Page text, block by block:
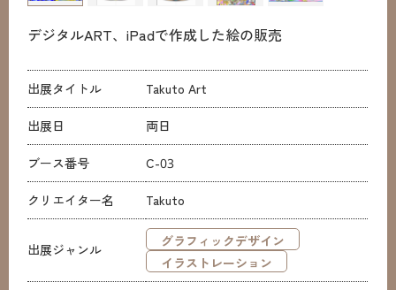
デジタルART、iPadで作成した絵の販売
出展タイトル Takuto Art
出展日 両日
ブース番号 C-03
クリエイター名 Takuto
出展ジャンル
グラフィックデザイン
イラストレーション